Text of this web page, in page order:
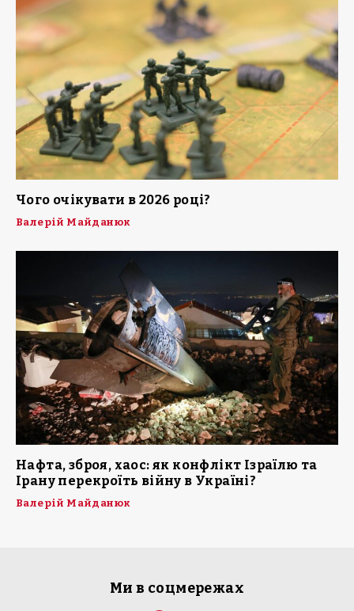
Чого очікувати в 2026 році?
Валерій Майданюк
Нафта, зброя, хаос: як конфлікт Ізраїлю та
Ірану перекроїть війну в Україні?
Валерій Майданюк
Ми в соцмережах